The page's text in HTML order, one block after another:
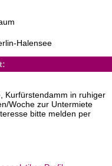
Halensee
Kurfürstendamm in ruhiger
Woche zur Untermiete
bitte melden per